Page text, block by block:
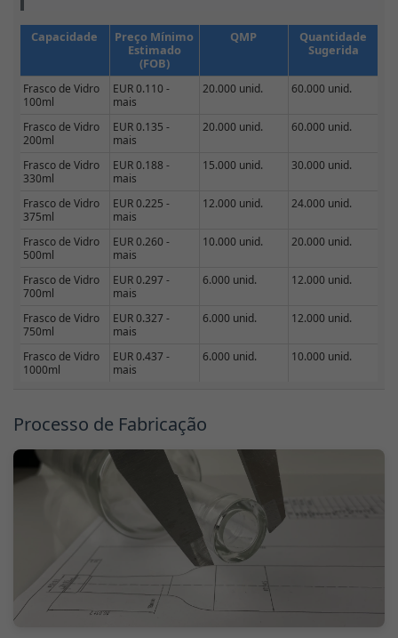
Capacidade
Preço Mínimo
Estimado
(FOB)
QMP
Quantidade
Sugerida
Frasco de Vidro
100ml
EUR 0.110 -
mais
20.000 unid. 60.000 unid.
Frasco de Vidro
200ml
EUR 0.135 -
mais
20.000 unid. 60.000 unid.
Frasco de Vidro
330ml
EUR 0.188 -
mais
15.000 unid. 30.000 unid.
Frasco de Vidro
375ml
EUR 0.225 -
mais
12.000 unid. 24.000 unid.
Frasco de Vidro
500ml
EUR 0.260 -
mais
10.000 unid. 20.000 unid.
Frasco de Vidro
700ml
EUR 0.297 -
mais
6.000 unid. 12.000 unid.
Frasco de Vidro
750ml
EUR 0.327 -
mais
6.000 unid. 12.000 unid.
Frasco de Vidro
1000ml
EUR 0.437 -
mais
6.000 unid. 10.000 unid.
Processo de Fabricação